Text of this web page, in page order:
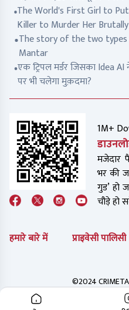
The World's First Girl to
Killer to Murder Her Brutally
The story of the two
Mantar
एक ट्रिपल मर्डर जिसका Idea
पर भी चलेगा मुक़दमा?
1M+
मजेदार
भर की
गुड’ हो
चौड़े हो
हमारे बारे में प्राइवेसी पालिसी
©2024